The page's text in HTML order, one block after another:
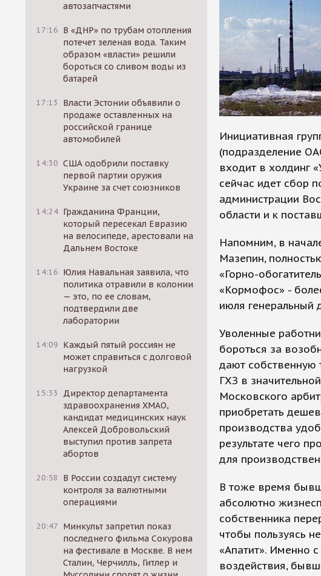
автозапчастями
17:16 В «ДНР» по трубам отопления
потечет зеленая вода. Таким
образом «власти» решили
бороться со сливом воды из
батарей
17:13
Власти Эстонии объявили о
продаже оставленных на
российской границе
автомобилей
14:30 США одобрили поставку
первой партии оружия
Украине за счет союзников
14:24 Гражданина Франции,
который пересекал Евразию
на велосипеде, арестовали на
Дальнем Востоке
14:16 Юлия Навальная заявила, что
политика отравили в колонии
— это, по ее словам,
подтвердили две
лаборатории
14:09 Каждый пятый россиян не
может справиться с долговой
нагрузкой
15:33
Директор департамента
здравоохранения ХМАО,
кандидат медицинских наук
Алексей Добровольский
выступил против запрета
абортов
20:58
В России создадут систему
контроля за валютными
операциями
20:47 Минкульт запретил показ
последнего фильма Сокурова
на фестивале в Москве. В нем
Сталин, Черчилль, Гитлер и
Инициативная
(подразделение
входит в холдинг
сейчас идет сбор
администрации
области и к
Напомним, в
Мазепин,
«Горно-
«Кормофос» -
июля генеральный
Уволенные
бороться за
дают собственную
ГХЗ в
Московского
приобретать
производства
результате чего
для
В тоже время
абсолютно
собственника
чтобы пользуясь
«Апатит». Именно
воздействия,